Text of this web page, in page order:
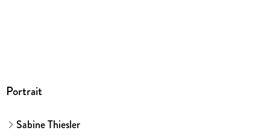
Portrait
Sabine Thiesler